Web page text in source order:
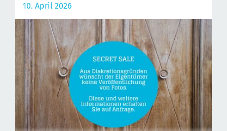
10. April 2026